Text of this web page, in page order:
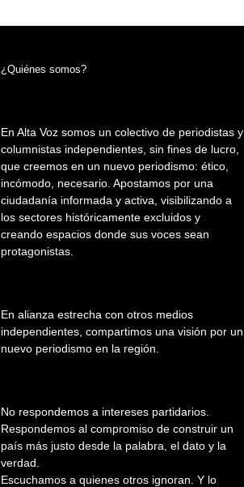
¿Quiénes somos?
En Alta Voz somos un colectivo de periodistas y
columnistas independientes, sin fines de lucro,
que creemos en un nuevo periodismo: ético,
incómodo, necesario. Apostamos por una
ciudadanía informada y activa, visibilizando a
los sectores históricamente excluidos y
creando espacios donde sus voces sean
protagonistas.
En alianza estrecha con otros medios
independientes, compartimos una visión por un
nuevo periodismo en la región.
No respondemos a intereses partidarios.
Respondemos al compromiso de construir un
país más justo desde la palabra, el dato y la
verdad.
Escuchamos a quienes otros ignoran. Y lo